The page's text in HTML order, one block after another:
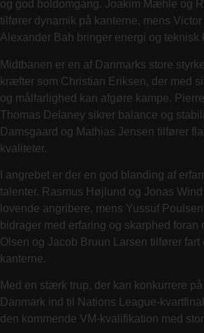
og god boldomgang. Joakim Mæhle og
tilfører dynamik på kanterne, mens
Alexander Bah bringer energi og
Midtbanen er en af Danmarks store
kræfter som Christian Eriksen, der med
og målfarlighed kan afgøre kampe.
Thomas Delaney sikrer balance og
Damsgaard og Mathias Jensen tilfører
kvaliteter.
I angrebet er der en god blanding af
talenter. Rasmus Højlund og Jonas
lovende angribere, mens Yussuf
bidrager med erfaring og skarphed foran
Olsen og Jacob Bruun Larsen tilfører
kanterne.
Med en stærk trup, der kan konkurrere
Danmark ind til Nations League-
den kommende VM-kvalifikation med